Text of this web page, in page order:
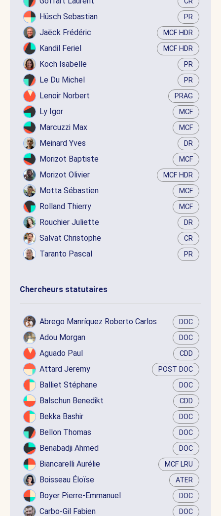
Hüsch Sebastian PR
Jaëck Frédéric MCF HDR
Kandil Feriel MCF HDR
Koch Isabelle PR
Le Du Michel PR
Lenoir Norbert PRAG
Ly Igor MCF
Marcuzzi Max MCF
Meinard Yves DR
Morizot Baptiste MCF
Morizot Olivier MCF HDR
Motta Sébastien MCF
Rolland Thierry MCF
Rouchier Juliette DR
Salvat Christophe CR
Taranto Pascal PR
Chercheurs statutaires
Abrego Manríquez Roberto Carlos DOC
Adou Morgan DOC
Aguado Paul CDD
Attard Jeremy POST DOC
Balliet Stéphane DOC
Balschun Benedikt CDD
Bekka Bashir DOC
Bellon Thomas DOC
Benabadji Ahmed DOC
Biancarelli Aurélie MCF LRU
Boisseau Éloïse ATER
Boyer Pierre-Emmanuel DOC
Carbo-Gil Fabien DOC